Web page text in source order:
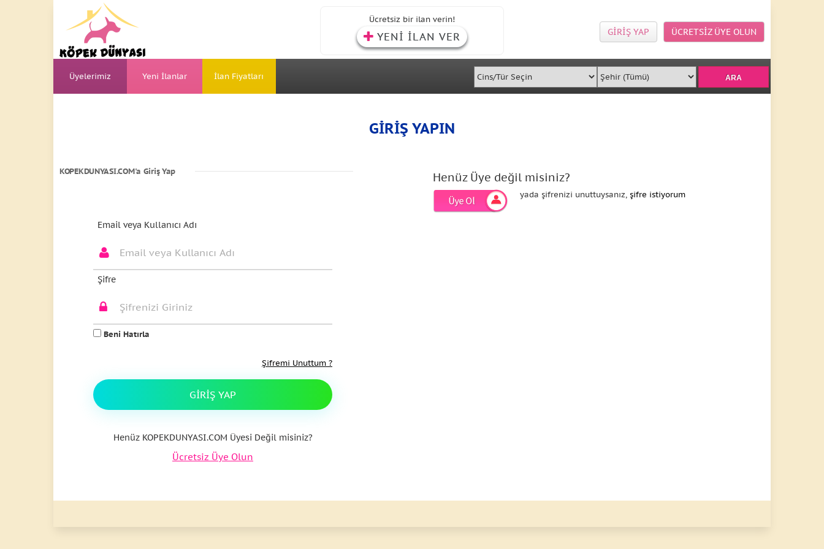
Ücretsiz bir ilan verin!
YENİ İLAN VER ÜCRETSİZ ÜYE OLUN
GİRİŞ YAP
Üyelerimiz Yeni İlanlar İlan Fiyatları
GİRİŞ YAPIN
KOPEKDUNYASI.COM'a Giriş Yap
Email veya Kullanıcı Adı
Şifre
Beni Hatırla
Şifremi Unuttum ?
GIRIŞ YAP
Henüz KOPEKDUNYASI.COM Üyesi Değil misiniz?
Ücretsiz Üye Olun
Henüz Üye değil misiniz?
yada şifrenizi unuttuysanız,şifre istiyorum